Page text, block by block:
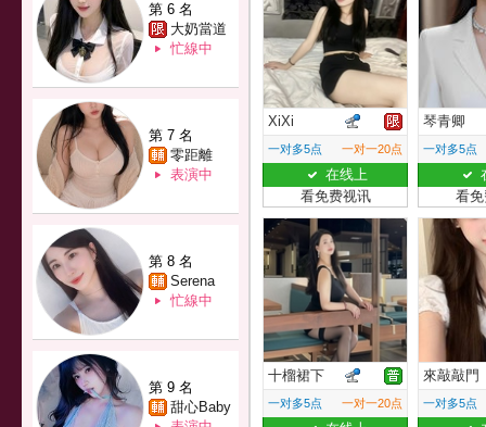
第 6 名
大奶當道
忙線中
第 7 名
零距離
表演中
第 8 名
Serena
忙線中
第 9 名
甜心Baby
XiXi
一对多5点 一对一20点
在线上
看免费视讯
琴青卿
一对多5点
看
十榴裙下
一对多5点 一对一20点
來敲敲門
一对多5点